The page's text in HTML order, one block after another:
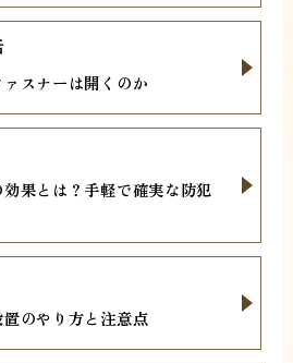
スナーは開くのか
果とは？手軽で確実な防犯
のやり方と注意点